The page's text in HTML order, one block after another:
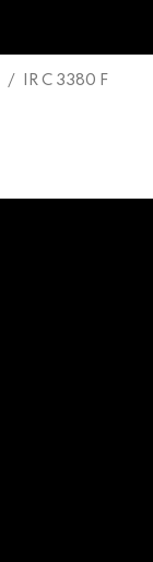
/ IR C 3380 F